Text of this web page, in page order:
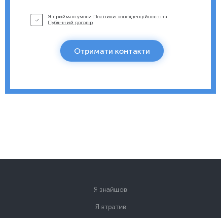
Я приймаю умови Політики конфіденційності та
Публічний договір
Отримати контакти
Я знайшов
Я втратив